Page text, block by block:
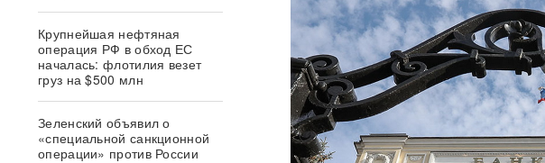
Крупнейшая нефтяная
операция РФ в обход ЕС
началась: флотилия везет
груз на $500 млн
Зеленский объявил о
«специальной санкционной
операции» против России